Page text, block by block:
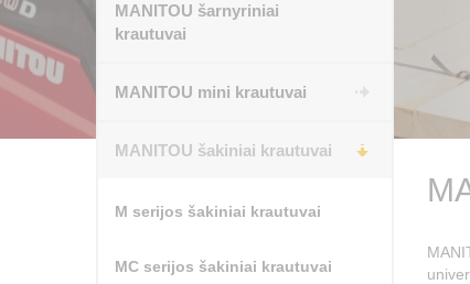
MANITOU šarnyriniai
krautuvai
MANITOU mini krautuvai
MANITOU šakiniai krautuvai
M serijos šakiniai krautuvai
MC serijos šakiniai krautuvai